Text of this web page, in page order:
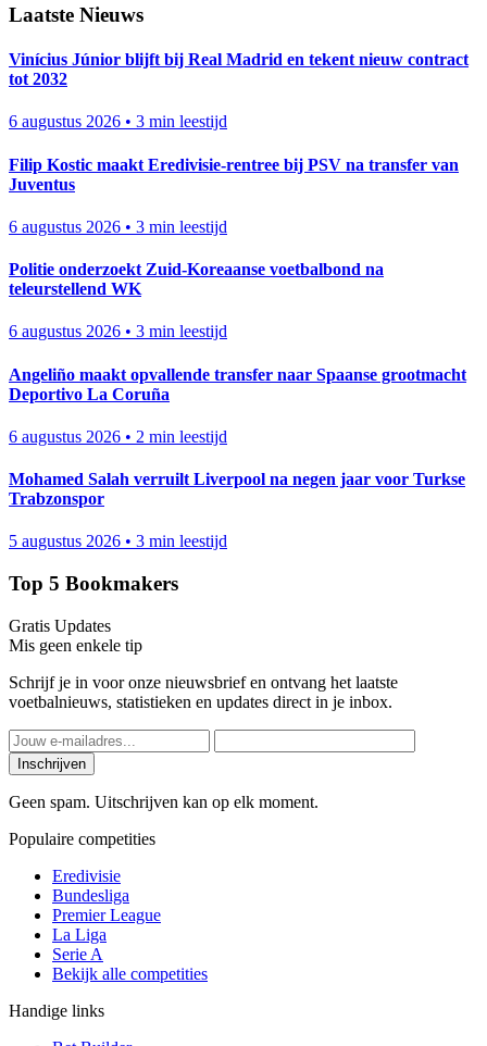
Laatste Nieuws
Vinícius Júnior blijft bij Real Madrid en tekent nieuw contract
tot 2032
6 augustus 2026 • 3 min leestijd
Filip Kostic maakt Eredivisie-rentree bij PSV na transfer van
Juventus
6 augustus 2026 • 3 min leestijd
Politie onderzoekt Zuid-Koreaanse voetbalbond na
teleurstellend WK
6 augustus 2026 • 3 min leestijd
Angeliño maakt opvallende transfer naar Spaanse grootmacht
Deportivo La Coruña
6 augustus 2026 • 2 min leestijd
Mohamed Salah verruilt Liverpool na negen jaar voor Turkse
Trabzonspor
5 augustus 2026 • 3 min leestijd
Top 5 Bookmakers
Gratis Updates
Mis geen enkele tip
Schrijf je in voor onze nieuwsbrief en ontvang het laatste
voetbalnieuws, statistieken en updates direct in je inbox.
Inschrijven
Geen spam. Uitschrijven kan op elk moment.
Populaire competities
Eredivisie
Bundesliga
Premier League
La Liga
Serie A
Bekijk alle competities
Handige links